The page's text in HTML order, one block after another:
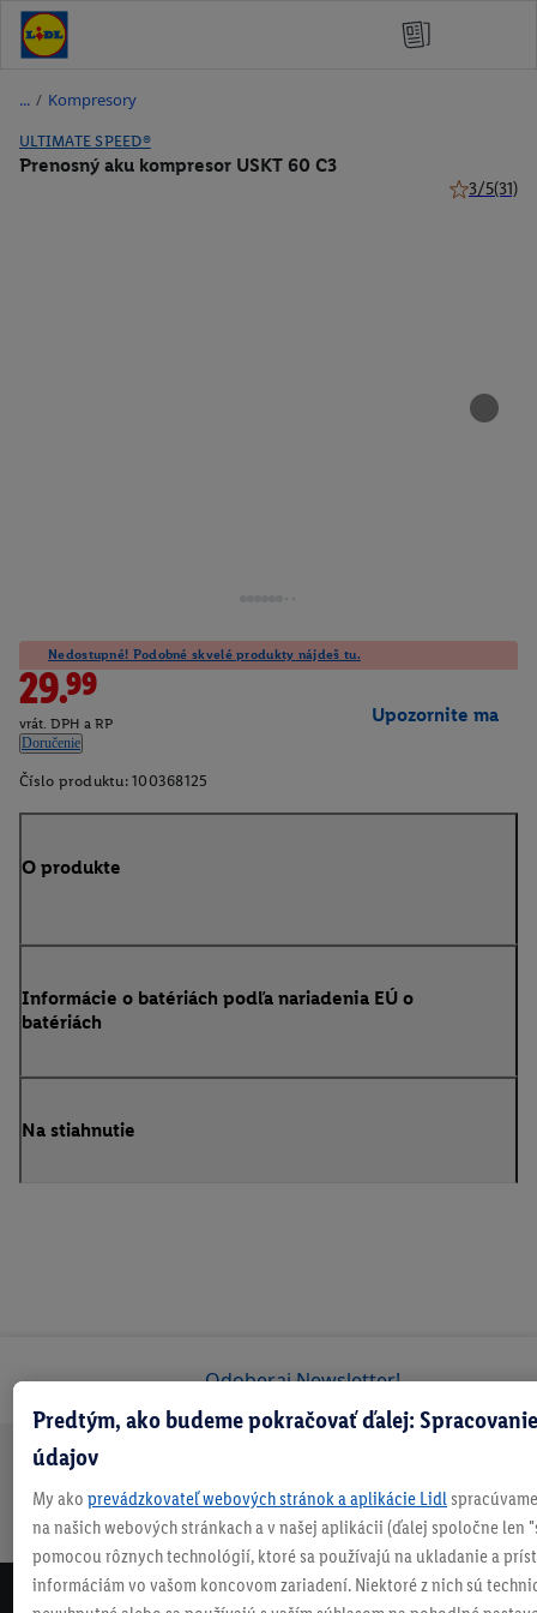
/ Kompresory
ULTIMATE SPEED®
Prenosný aku kompresor USKT 60 C3
3/5(31)
Nedostupné! Podobné skvelé produkty nájdeš tu.
29.99
vrát. DPH a RP
Doručenie
Upozornite ma
Číslo produktu: 100368125
O produkte
Informácie o batériách podľa nariadenia EÚ o
batériách
Na stiahnutie
Odoberaj Newsletter!
zadarmo
nad 70 €¹
vrátenie
zadarmo
týždeň
niečo nové
Predtým, ako budeme pokračovať ďalej:
údajov
My ako prevádzkovateľ webových stránok a aplikácie Lidl
na našich webových stránkach a v našej aplikácii (ďalej spoločne len
pomocou rôznych technológií, ktoré sa používajú na ukladanie a
informáciám vo vašom koncovom zariadení. Niektoré z nich sú